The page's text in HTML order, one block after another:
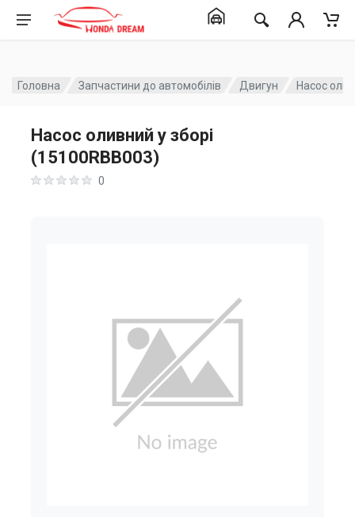
Головна Запчастини до автомобілів Двигун Насос
Насос оливний у зборі
(15100RBB003)
0